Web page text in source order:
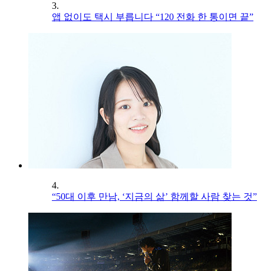
3.
앱 없이도 택시 부릅니다 “120 전화 한 통이면 끝”
4.
“50대 이후 만남, ‘지금의 삶’ 함께할 사람 찾는 것”